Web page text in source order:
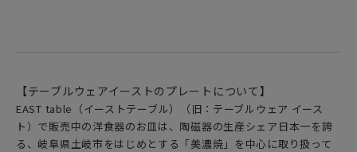
【テーブルウェアイーストのプレートについて】
EAST table（イーストテーブル）（旧：テーブルウェア イース
ト）で販売中の洋食器のお皿は、陶磁器の生産シェア日本一を誇
る、岐阜県土岐市をはじめとする「美濃焼」を中心に取り扱って